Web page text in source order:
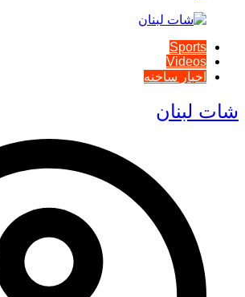
Sports
Videos
اخبار ساخنه
شات لبنان